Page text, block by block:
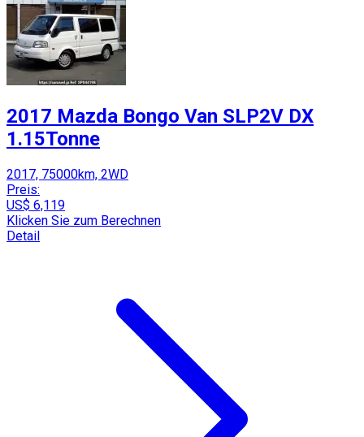
2017 Mazda Bongo Van SLP2V DX
1.15Tonne
2017, 75000km, 2WD
Preis:
US$ 6,119
Klicken Sie zum Berechnen
Detail